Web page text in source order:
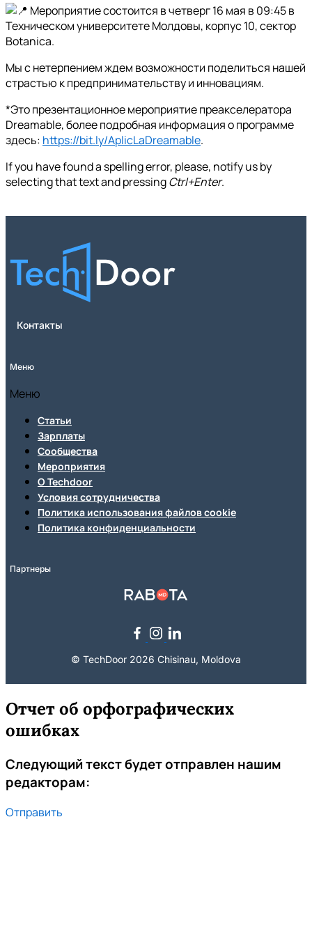
Мероприятие состоится в четверг 16 мая в 09:45 в
Техническом университете Молдовы, корпус 10, сектор
Botanica.
Мы с нетерпением ждем возможности поделиться нашей
страстью к предпринимательству и инновациям.
*Это презентационное мероприятие преакселератора
Dreamable, более подробная информация о программе
здесь: https://bit.ly/AplicLaDreamable.
If you have found a spelling error, please, notify us by
selecting that text and pressingCtrl+Enter.
Контакты
Меню
Меню
Статьи
Зарплаты
Сообщества
Мероприятия
О Techdoor
Условия сотрудничества
Политика использования файлов cookie
Политика конфиденциальности
Партнеры
© TechDoor 2026 Chisinau, Moldova
Отчет об орфографических
ошибках
Следующий текст будет отправлен нашим
редакторам:
Отправить